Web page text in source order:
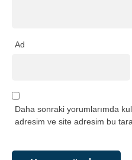
Ad
Daha sonraki yorumlarımda
adresim ve site adresim bu